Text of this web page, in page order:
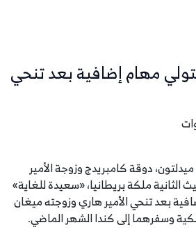
مهام إضافية بعد تنحي
دوقة كامبريدج وزوجة الأمير
الثانية ملكة بريطانيا، «سعيدة للغاية»
بعد تنحي الأمير هاري وزوجته ميغان
وسفرهما إلى كندا الشهر الماضي.